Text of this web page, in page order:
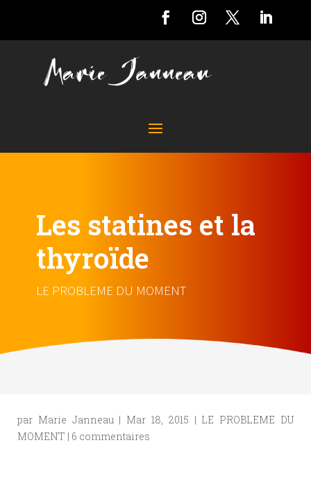
Les statines et la
thyroïde
LE PROBLEME DU MOMENT
par Marie Janneau| Mar 18, 2015 | LE PROBLEME DU
MOMENT | 6 commentaires